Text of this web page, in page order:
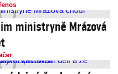
ministryně Mrázová